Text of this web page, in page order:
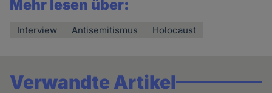
Mehr lesen über:
Interview Antisemitismus Holocaust
Verwandte Artikel